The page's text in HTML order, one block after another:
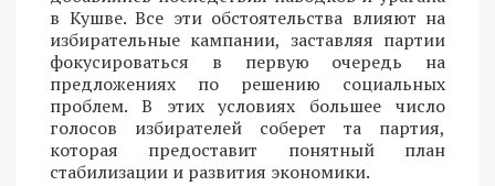
в Кушве. Все эти обстоятельства влияют на
избирательные кампании, заставляя партии
фокусироваться в первую очередь на
предложениях по решению социальных
проблем. В этих условиях большее число
голосов избирателей соберет та партия,
которая предоставит понятный план
стабилизации и развития экономики.